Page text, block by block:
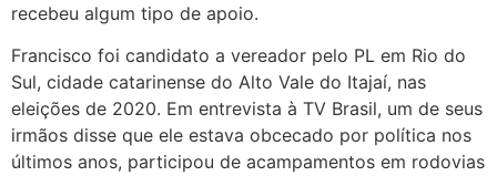
recebeu algum tipo de apoio.
Francisco foi candidato a vereador pelo PL em Rio do
Sul, cidade catarinense do Alto Vale do Itajaí, nas
eleições de 2020. Em entrevista à TV Brasil, um de seus
irmãos disse que ele estava obcecado por política nos
últimos anos, participou de acampamentos em rodovias